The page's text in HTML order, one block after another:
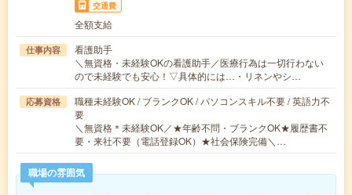
交通費
全額支給
仕事内容
看護助手
＼無資格・未経験OKの看護助手／医療行為は一切行わない
ので未経験でも安心！▽具体的には…・リネンやシ…
応募資格
職種未経験OK / ブランクOK / パソコンスキル不要 / 英語力不
要
＼無資格＊未経験OK／★年齢不問・ブランクOK★履歴書不
要・来社不要（電話登録OK）★社会保険完備＼…
職場の雰囲気